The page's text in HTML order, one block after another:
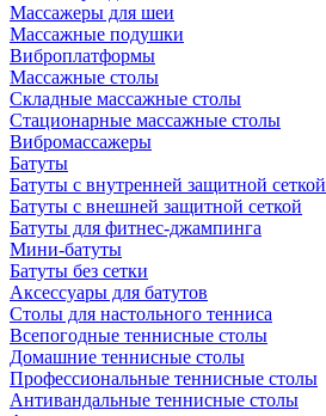
Массажеры для шеи
Массажные подушки
Виброплатформы
Массажные столы
Складные массажные столы
Стационарные массажные столы
Вибромассажеры
Батуты
Батуты с внутренней защитной сеткой
Батуты с внешней защитной сеткой
Батуты для фитнес-джампинга
Мини-батуты
Батуты без сетки
Аксессуары для батутов
Столы для настольного тенниса
Всепогодные теннисные столы
Домашние теннисные столы
Профессиональные теннисные столы
Антивандальные теннисные столы